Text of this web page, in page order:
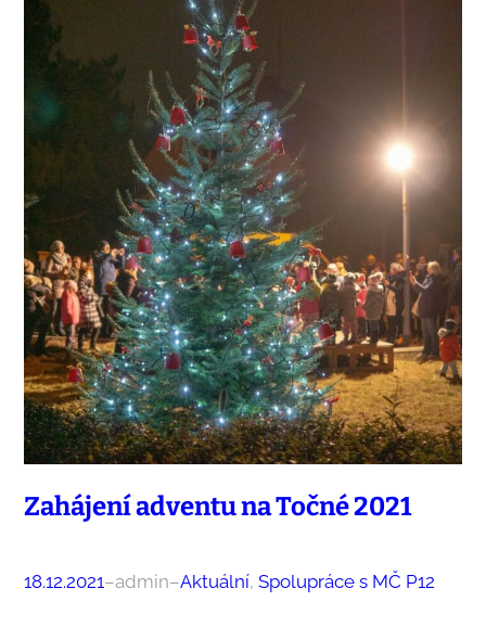
Zahájení adventu na Točné 2021
18.12.2021–admin–Aktuální, Spolupráce s MČ P12